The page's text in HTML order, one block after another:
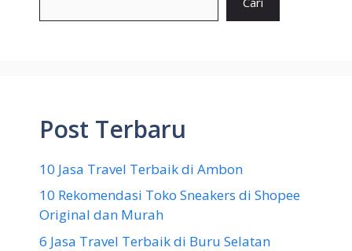
Post Terbaru
10 Jasa Travel Terbaik di Ambon
10 Rekomendasi Toko Sneakers di Shopee
Original dan Murah
6 Jasa Travel Terbaik di Buru Selatan